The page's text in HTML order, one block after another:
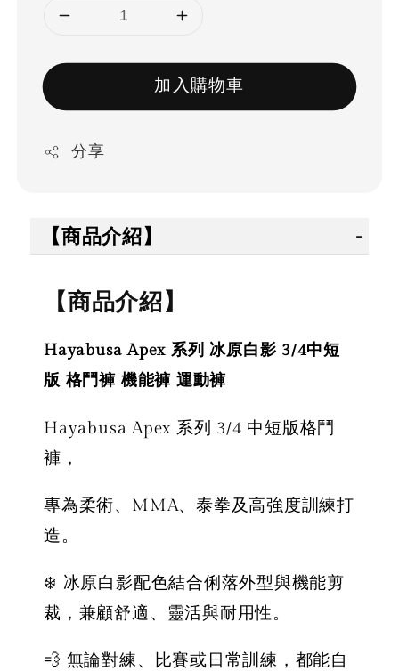
加入購物車
分享
【商品介紹】
【商品介紹】
Hayabusa Apex 系列 冰原白影 3/4中短
版 格鬥褲 機能褲 運動褲
Hayabusa Apex 系列 3/4 中短版格鬥
褲，
專為柔術、MMA、泰拳及高強度訓練打
造。
❄️ 冰原白影配色結合俐落外型與機能剪
裁，兼顧舒適、靈活與耐用性。
💨 無論對練、比賽或日常訓練，都能自